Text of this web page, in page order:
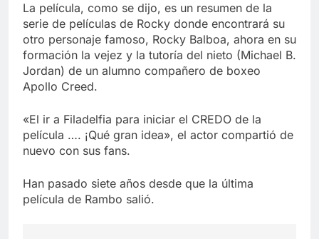
La película, como se dijo, es un resumen de la
serie de películas de Rocky donde encontrará su
otro personaje famoso, Rocky Balboa, ahora en su
formación la vejez y la tutoría del nieto (Michael B.
Jordan) de un alumno compañero de boxeo
Apollo Creed.
«El ir a Filadelfia para iniciar el CREDO de la
película …. ¡Qué gran idea», el actor compartió de
nuevo con sus fans.
Han pasado siete años desde que la última
película de Rambo salió.